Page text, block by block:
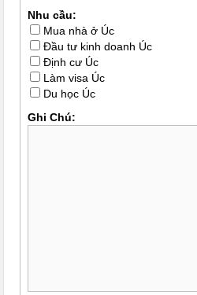
Nhu cầu:
Mua nhà ở Úc
Đầu tư kinh doanh Úc
Định cư Úc
Làm visa Úc
Du học Úc
Ghi Chú: